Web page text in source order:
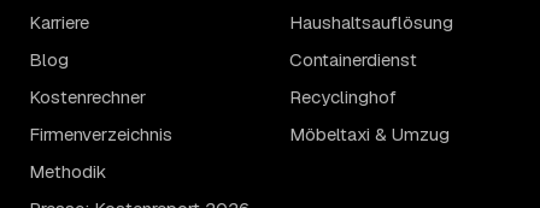
Karriere
Blog
Kostenrechner
Firmenverzeichnis
Methodik
Haushaltsauflösung
Containerdienst
Recyclinghof
Möbeltaxi & Umzug